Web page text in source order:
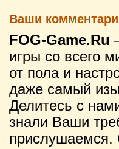
Ваши
FOG-Game.Ru
игры со всего
от пола и
даже самый
Делитесь с
знали Ваши
прислушаемся.